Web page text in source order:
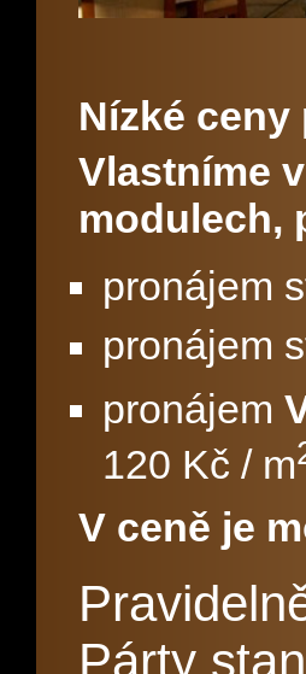
Nízké
Vlastníme
modulech,
pronájem
pronájem
pronájem
120 Kč / m
V ceně je
Párty